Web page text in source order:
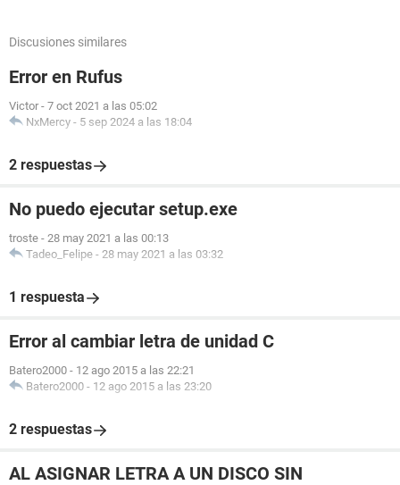
Discusiones similares
Error en Rufus
Victor - 7 oct 2021 a las 05:02
NxMercy - 5 sep 2024 a las 18:04
2 respuestas
No puedo ejecutar setup.exe
troste - 28 may 2021 a las 00:13
Tadeo_Felipe - 28 may 2021 a las 03:32
1 respuesta
Error al cambiar letra de unidad C
Batero2000 - 12 ago 2015 a las 22:21
Batero2000 - 12 ago 2015 a las 23:20
2 respuestas
AL ASIGNAR LETRA A UN DISCO SIN